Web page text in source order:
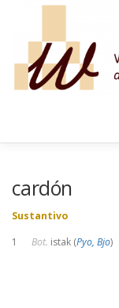
Saltar al contenido
cardón
Sustantivo
1 Bot. istak (Pyo, Bjo)